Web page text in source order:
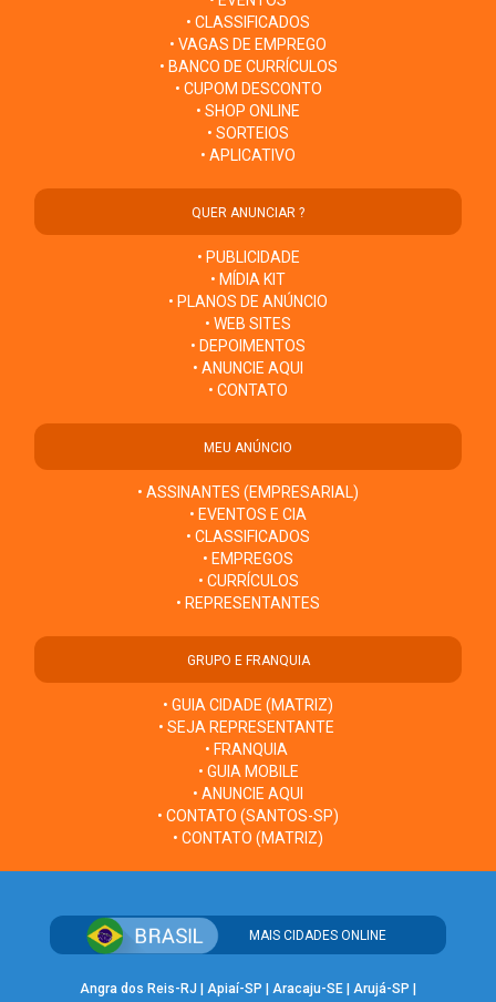
• CLASSIFICADOS
• VAGAS DE EMPREGO
• BANCO DE CURRÍCULOS
• CUPOM DESCONTO
• SHOP ONLINE
• SORTEIOS
• APLICATIVO
QUER ANUNCIAR ?
• PUBLICIDADE
• MÍDIA KIT
• PLANOS DE ANÚNCIO
• WEB SITES
• DEPOIMENTOS
• ANUNCIE AQUI
• CONTATO
MEU ANÚNCIO
• ASSINANTES (EMPRESARIAL)
• EVENTOS E CIA
• CLASSIFICADOS
• EMPREGOS
• CURRÍCULOS
• REPRESENTANTES
GRUPO E FRANQUIA
• GUIA CIDADE (MATRIZ)
• SEJA REPRESENTANTE
• FRANQUIA
• GUIA MOBILE
• ANUNCIE AQUI
• CONTATO (SANTOS-SP)
• CONTATO (MATRIZ)
MAIS CIDADES ONLINE
Angra dos Reis-RJ | Apiaí-SP | Aracaju-SE| Arujá-SP |